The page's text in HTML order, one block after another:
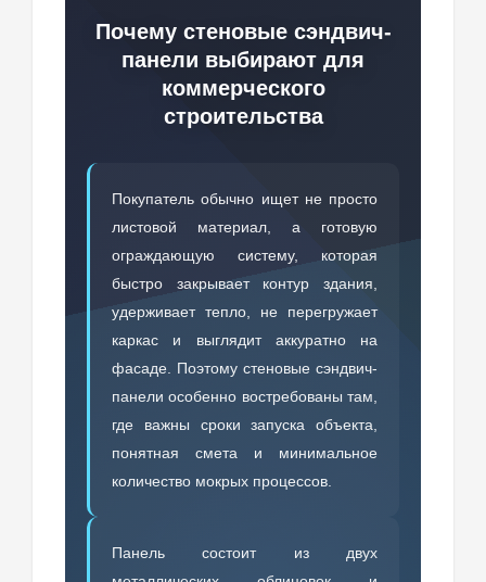
Почему стеновые сэндвич-
панели выбирают для
коммерческого
строительства
Покупатель обычно ищет не просто
листовой материал, а готовую
ограждающую систему, которая
быстро закрывает контур здания,
удерживает тепло, не перегружает
каркас и выглядит аккуратно на
фасаде. Поэтому стеновые сэндвич-
панели особенно востребованы там,
где важны сроки запуска объекта,
понятная смета и минимальное
количество мокрых процессов.
Панель состоит из двух